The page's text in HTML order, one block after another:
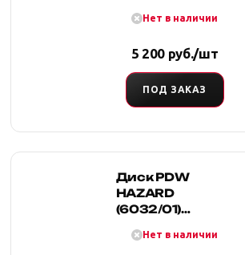
D110.5 ET 25
Нет в наличии
5 200 руб./шт
ПОД ЗАКАЗ
Диск PDW
HAZARD
(6032/01)
D110.1 ET18
Нет в наличии